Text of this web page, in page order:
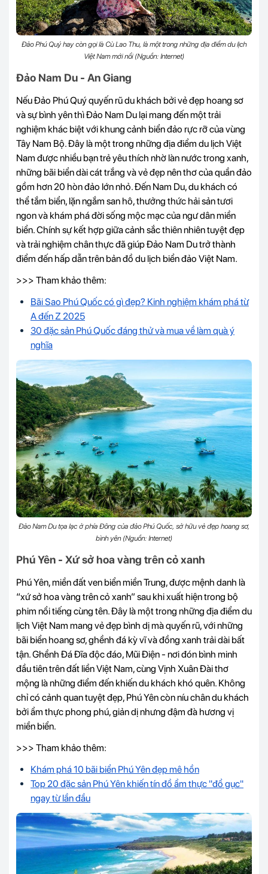
Đảo Phú Quý hay còn gọi là Cù Lao Thu, là một trong những địa điểm du lịch
Việt Nam mới nổi (Nguồn: Internet)
Đảo Nam Du - An Giang
Nếu Đảo Phú Quý quyến rũ du khách bởi vẻ đẹp hoang sơ
và sự bình yên thì Đảo Nam Du lại mang đến một trải
nghiệm khác biệt với khung cảnh biển đảo rực rỡ của vùng
Tây Nam Bộ. Đây là một trong những địa điểm du lịch Việt
Nam được nhiều bạn trẻ yêu thích nhờ làn nước trong xanh,
những bãi biển dài cát trắng và vẻ đẹp nên thơ của quần đảo
gồm hơn 20 hòn đảo lớn nhỏ. Đến Nam Du, du khách có
thể tắm biển, lặn ngắm san hô, thưởng thức hải sản tươi
ngon và khám phá đời sống mộc mạc của ngư dân miền
biển. Chính sự kết hợp giữa cảnh sắc thiên nhiên tuyệt đẹp
và trải nghiệm chân thực đã giúp Đảo Nam Du trở thành
điểm đến hấp dẫn trên bản đồ du lịch biển đảo Việt Nam.
>>> Tham khảo thêm:
Bãi Sao Phú Quốc có gì đẹp? Kinh nghiệm khám phá từ
A đến Z 2025
30 đặc sản Phú Quốc đáng thử và mua về làm quà ý
nghĩa
Đảo Nam Du tọa lạc ở phía Đông của đảo Phú Quốc, sở hữu vẻ đẹp hoang sơ,
bình yên (Nguồn: Internet)
Phú Yên - Xứ sở hoa vàng trên cỏ xanh
Phú Yên, miền đất ven biển miền Trung, được mệnh danh là
“xứ sở hoa vàng trên cỏ xanh” sau khi xuất hiện trong bộ
phim nổi tiếng cùng tên. Đây là một trong những địa điểm du
lịch Việt Nam mang vẻ đẹp bình dị mà quyến rũ, với những
bãi biển hoang sơ, ghềnh đá kỳ vĩ và đồng xanh trải dài bất
tận. Ghềnh Đá Đĩa độc đáo, Mũi Điện - nơi đón bình minh
đầu tiên trên đất liền Việt Nam, cùng Vịnh Xuân Đài thơ
mộng là những điểm đến khiến du khách khó quên. Không
chỉ có cảnh quan tuyệt đẹp, Phú Yên còn níu chân du khách
bởi ẩm thực phong phú, giản dị nhưng đậm đà hương vị
miền biển.
>>> Tham khảo thêm:
Khám phá 10 bãi biển Phú Yên đẹp mê hồn
Top 20 đặc sản Phú Yên khiến tín đồ ẩm thực "đổ gục"
ngay từ lần đầu